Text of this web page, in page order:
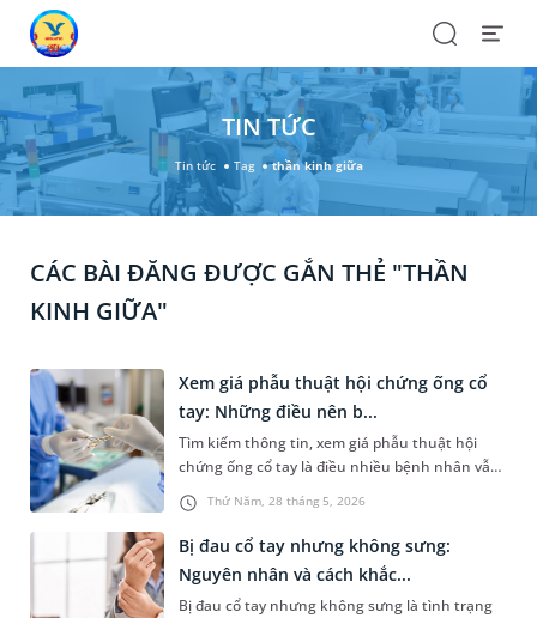
SearchOpen
TIN TỨC
Tin tức Tag thần kinh giữa
CÁC BÀI ĐĂNG ĐƯỢC GẮN THẺ "THẦN
KINH GIỮA"
Thứ Năm, 28 tháng 5, 2026
Xem giá phẫu thuật hội chứng ống cổ
tay: Những điều nên b...
Tìm kiếm thông tin, xem giá phẫu thuật hội
chứng ống cổ tay là điều nhiều bệnh nhân vẫn
làm trước khi điều trị. Bài viết sau sẽ giúp bạn
hiểu rõ các vấn đề liên quan đến chi phí phẫu
thuật để có được tâm thế chuẩn bị tài chính
chủ động nhất.
Bị đau cổ tay nhưng không sưng:
Nguyên nhân và cách khắc...
Bị đau cổ tay nhưng không sưng là tình trạng